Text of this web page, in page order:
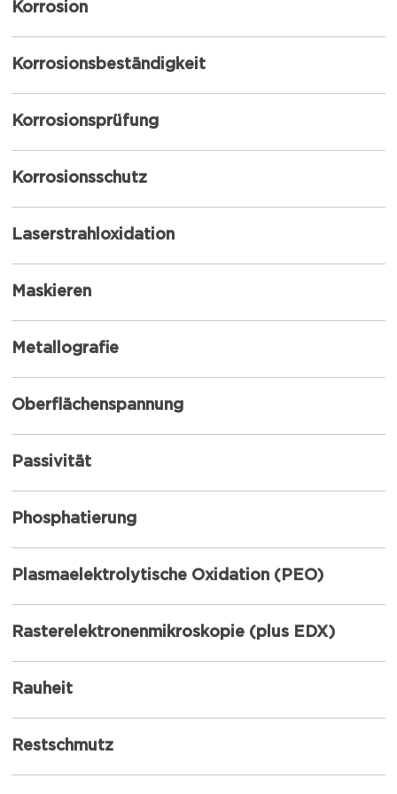
Korrosion
Korrosionsbeständigkeit
Korrosionsprüfung
Korrosionsschutz
Laserstrahloxidation
Maskieren
Metallografie
Oberflächenspannung
Passivität
Phosphatierung
Plasmaelektrolytische Oxidation (PEO)
Rasterelektronenmikroskopie (plus EDX)
Rauheit
Restschmutz